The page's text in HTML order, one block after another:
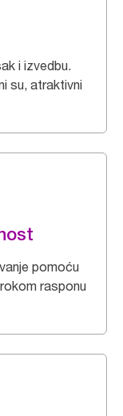
i izvedbu.
su, atraktivni
pomoću
rasponu